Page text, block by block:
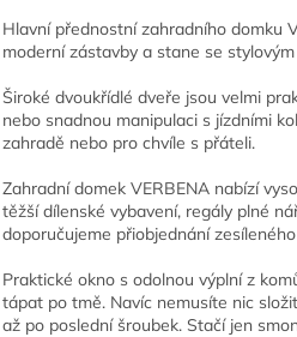
Hlavní přednostní zahradního domku
moderní zástavby a stane se
Široké dvoukřídlé dveře jsou velmi
nebo snadnou manipulaci s jízdními
zahradě nebo pro chvíle s přáteli.
Zahradní domek VERBENA nabízí
těžší dílenské vybavení, regály plné
doporučujeme přiobjednání
Praktické okno s odolnou výplní z
tápat po tmě. Navíc nemusíte nic
až po poslední šroubek. Stačí jen